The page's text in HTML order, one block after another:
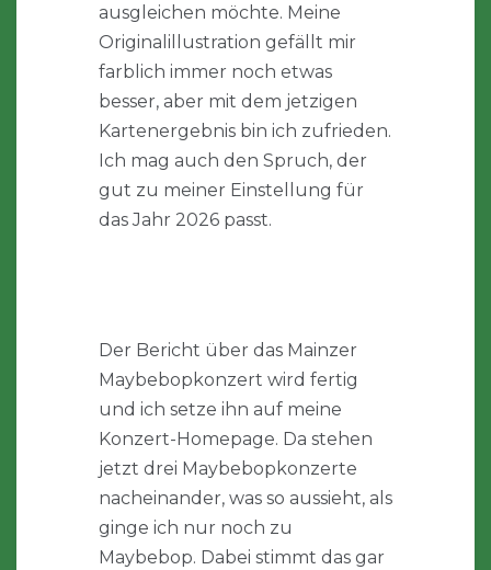
ausgleichen möchte. Meine
Originalillustration gefällt mir
farblich immer noch etwas
besser, aber mit dem jetzigen
Kartenergebnis bin ich zufrieden.
Ich mag auch den Spruch, der
gut zu meiner Einstellung für
das Jahr 2026 passt.
Der Bericht über das Mainzer
Maybebopkonzert wird fertig
und ich setze ihn auf meine
Konzert-Homepage. Da stehen
jetzt drei Maybebopkonzerte
nacheinander, was so aussieht, als
ginge ich nur noch zu
Maybebop. Dabei stimmt das gar